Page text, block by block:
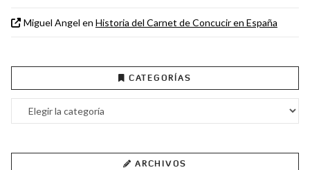
Miguel Angel en Historia del Carnet de Concucir en España
CATEGORÍAS
Categorías
ARCHIVOS